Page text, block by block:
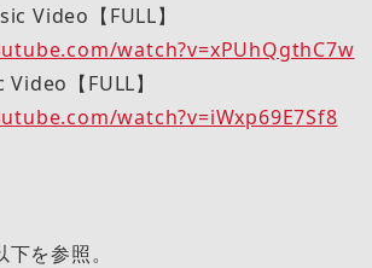
Video【FULL】
watch?v=xPUhQgthC7w
【FULL】
watch?v=iWxp69E7Sf8
を参照。